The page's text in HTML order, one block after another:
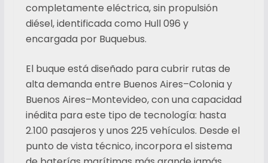
completamente eléctrica, sin propulsión
diésel, identificada como Hull 096 y
encargada por Buquebus.
El buque está diseñado para cubrir rutas de
alta demanda entre Buenos Aires–Colonia y
Buenos Aires–Montevideo, con una capacidad
inédita para este tipo de tecnología: hasta
2.100 pasajeros y unos 225 vehículos. Desde el
punto de vista técnico, incorpora el sistema